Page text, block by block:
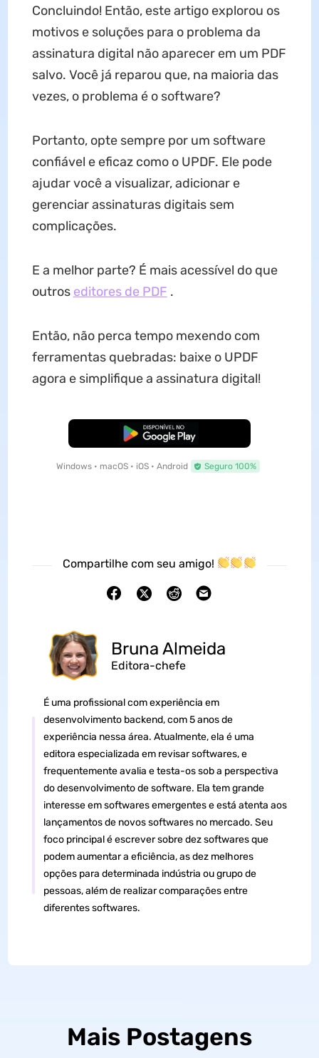
Concluindo! Então, este artigo explorou os
motivos e soluções para o problema da
assinatura digital não aparecer em um PDF
salvo. Você já reparou que, na maioria das
vezes, o problema é o software?
Portanto, opte sempre por um software
confiável e eficaz como o UPDF. Ele pode
ajudar você a visualizar, adicionar e
gerenciar assinaturas digitais sem
complicações.
E a melhor parte? É mais acessível do que
outros editores de PDF .
Então, não perca tempo mexendo com
ferramentas quebradas: baixe o UPDF
agora e simplifique a assinatura digital!
Baixar Grátis
Windows • macOS • iOS • Android Seguro 100%
Compartilhe com seu amigo!
Bruna Almeida
Editora-chefe
É uma profissional com experiência em
desenvolvimento backend, com 5 anos de
experiência nessa área. Atualmente, ela é uma
editora especializada em revisar softwares, e
frequentemente avalia e testa-os sob a perspectiva
do desenvolvimento de software. Ela tem grande
interesse em softwares emergentes e está atenta aos
lançamentos de novos softwares no mercado. Seu
foco principal é escrever sobre dez softwares que
podem aumentar a eficiência, as dez melhores
opções para determinada indústria ou grupo de
pessoas, além de realizar comparações entre
diferentes softwares.
Mais Postagens